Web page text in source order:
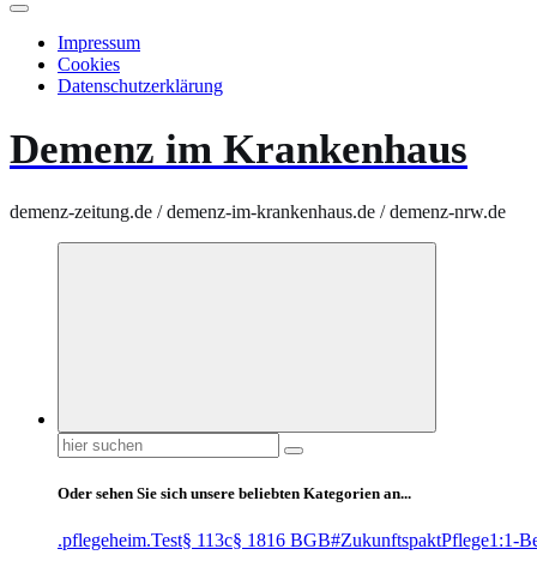
Impressum
Cookies
Datenschutzerklärung
Demenz im Krankenhaus
demenz-zeitung.de / demenz-im-krankenhaus.de / demenz-nrw.de
Suchen
nach:
Oder sehen Sie sich unsere beliebten Kategorien an...
.pflegeheim.Test§ 113c§ 1816 BGB#ZukunftspaktPflege1:1-